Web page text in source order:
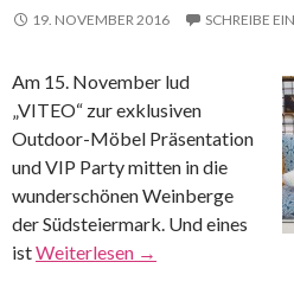
19. NOVEMBER 2016 SCHREIBE
Am 15. November lud
„VITEO“ zur exklusiven
Outdoor-Möbel Präsentation
und VIP Party mitten in die
wunderschönen Weinberge
der Südsteiermark. Und eines
istWeiterlesen →